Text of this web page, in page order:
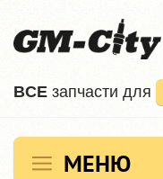
ВCE запчасти для
МЕНЮ